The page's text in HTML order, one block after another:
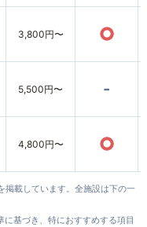
3,800円〜 ○
5,500円〜 -
4,800円〜 ○
掲載しています。全施設は下の一
基づき、特におすすめする項目